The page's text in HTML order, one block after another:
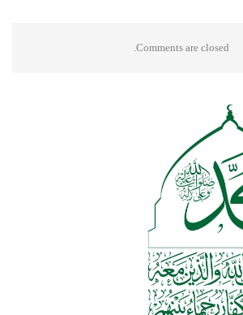
Comments are closed.